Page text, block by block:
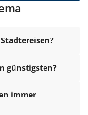
günstigsten?
immer